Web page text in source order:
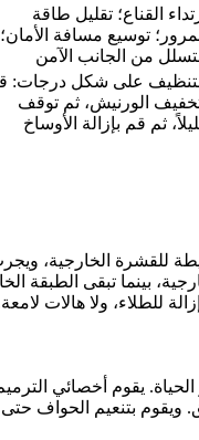
القناع؛ تقليل طاقة
توسيع مسافة الأمان؛
من الجانب الآمن
على شكل درجات:
الورنيش، ثم توقف
ثم قم بإزالة الأوساخ
للقشرة الخارجية،
بينما تبقى الطبقة
للطلاء، ولا هالات
يقوم أخصائي
ويقوم بتنعيم